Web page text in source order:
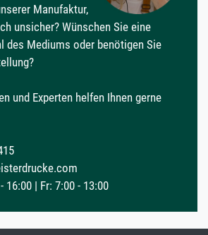
Manufaktur,
unsicher? Wünschen Sie eine
des Mediums oder benötigen Sie
und Experten helfen Ihnen gerne
16:00 | Fr: 7:00 - 13:00